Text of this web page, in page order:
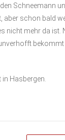
Schneemann
schon bald
nicht mehr da ist.
bekommt
Hasbergen.